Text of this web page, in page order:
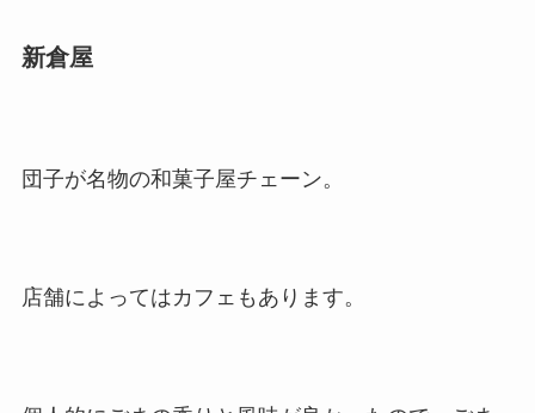
新倉屋
団子が名物の和菓子屋チェーン。
店舗によってはカフェもあります。